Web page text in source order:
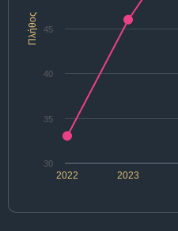
Πλήθος
2022 2023
30
35
40
45